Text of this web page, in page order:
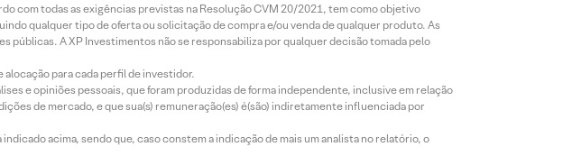
com todas as exigências previstas na Resolução CVM 20/2021, tem como objetivo
qualquer tipo de oferta ou solicitação de compra e/ou venda de qualquer produto. As
públicas. A XP Investimentos não se responsabiliza por qualquer decisão tomada pelo
para cada perfil de investidor.
e opiniões pessoais, que foram produzidas de forma independente, inclusive em relação
de mercado, e que sua(s) remuneração(es) é(são) indiretamente influenciada por
acima, sendo que, caso constem a indicação de mais um analista no relatório, o